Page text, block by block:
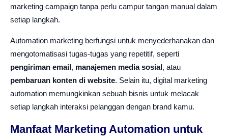
marketing campaign tanpa perlu campur tangan manual dalam
setiap langkah.
Automation marketing berfungsi untuk menyederhanakan dan
mengotomatisasi tugas-tugas yang repetitif, seperti
pengiriman email, manajemen media sosial, atau
pembaruan konten di website. Selain itu, digital marketing
automation memungkinkan sebuah bisnis untuk melacak
setiap langkah interaksi pelanggan dengan brand kamu.
Manfaat Marketing Automation untuk